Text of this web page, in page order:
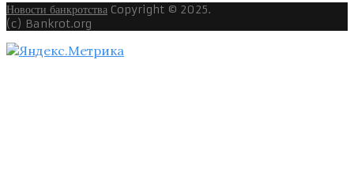
Новости банкротства Copyright © 2025.
(c) Bankrot.org